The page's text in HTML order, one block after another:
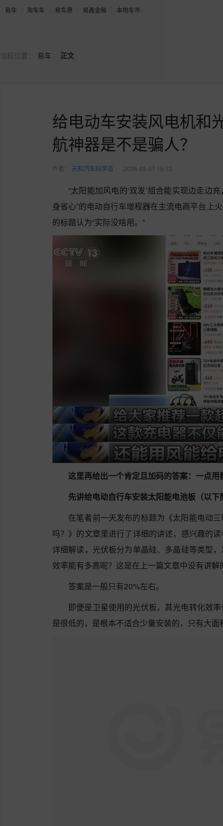
易车 淘车车 易车惠 易鑫金融 本地车市
当前位置： 易车 正文
给电动车安装风电机和
航神器是不是骗人？
作者： 天和汽车科学岛 2026-05-07 15:13
“太阳能加风电的‘双发’组合能实现边走边
身省心”的电动自行车增程器在主流电商平台上
的标题认为“实际没啥用。”
这里再给出一个肯定且加码的答案：一点
先讲给电动自行车安装太阳能电池板（以
在笔者前一天发布的标题为《太阳能电动
吗？》的文章里进行了详细的讲述，感兴趣的
详细解读，光伏板分为单晶硅、多晶硅等类型
效率能有多高呢？这是在上一篇文章中没有讲解
答案是一般只有20%左右。
即便是卫星使用的光伏板，其光电转化效
是很低的，是根本不适合少量安装的，只有大